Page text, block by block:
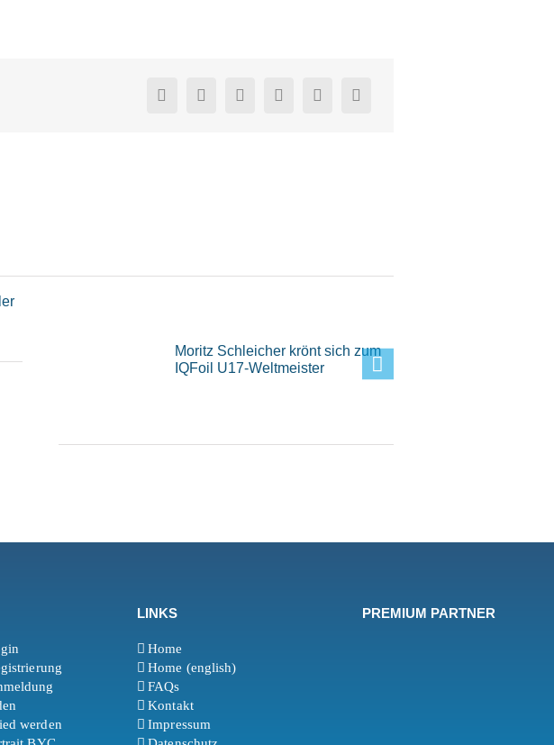
Moritz Schleicher krönt sich zum
IQFoil U17-Weltmeister
werden
LINKS
Home
Home (english)
FAQs
Kontakt
Impressum
PREMIUM PARTNER